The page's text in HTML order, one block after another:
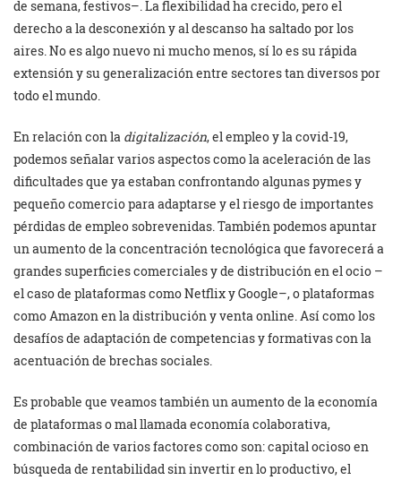
de semana, festivos–. La flexibilidad ha crecido, pero el
derecho a la desconexión y al descanso ha saltado por los
aires. No es algo nuevo ni mucho menos, sí lo es su rápida
extensión y su generalización entre sectores tan diversos por
todo el mundo.
En relación con la digitalización, el empleo y la covid-19,
podemos señalar varios aspectos como la aceleración de las
dificultades que ya estaban confrontando algunas pymes y
pequeño comercio para adaptarse y el riesgo de importantes
pérdidas de empleo sobrevenidas. También podemos apuntar
un aumento de la concentración tecnológica que favorecerá a
grandes superficies comerciales y de distribución en el ocio –
el caso de plataformas como Netflix y Google–, o plataformas
como Amazon en la distribución y venta online. Así como los
desafíos de adaptación de competencias y formativas con la
acentuación de brechas sociales.
Es probable que veamos también un aumento de la economía
de plataformas o mal llamada economía colaborativa,
combinación de varios factores como son: capital ocioso en
búsqueda de rentabilidad sin invertir en lo productivo, el